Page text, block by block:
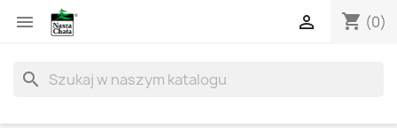
 shopping_cart (0)

search